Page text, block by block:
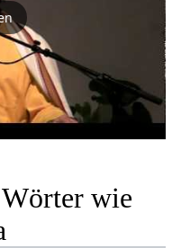
wie